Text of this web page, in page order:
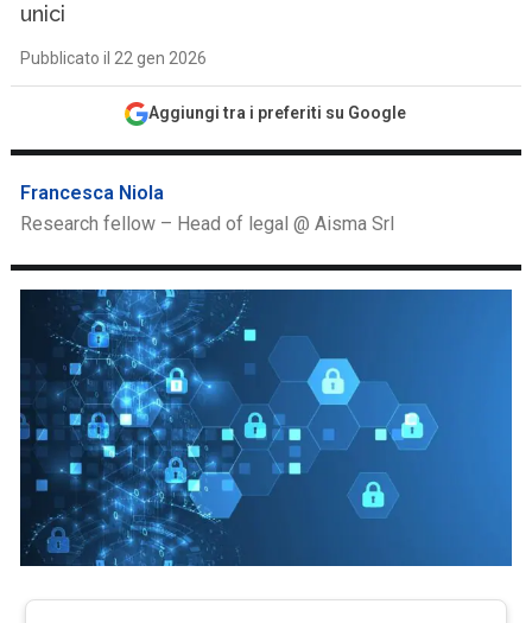
unici
Pubblicato il 22 gen 2026
Aggiungi tra i preferiti su Google
Francesca Niola
Research fellow – Head of legal @ Aisma Srl